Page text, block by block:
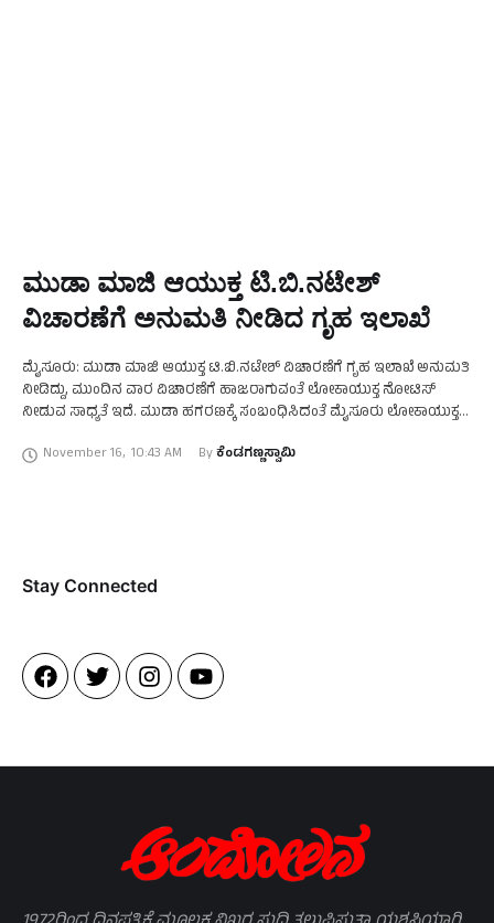
ಮುಡಾ ಮಾಜಿ ಆಯುಕ್ತ ಟಿ.ಬಿ.ನಟೇಶ್‌
ವಿಚಾರಣೆಗೆ ಅನುಮತಿ ನೀಡಿದ ಗೃಹ ಇಲಾಖೆ
ಮೈಸೂರು: ಮುಡಾ ಮಾಜಿ ಆಯುಕ್ತ ಟಿ.ಬಿ.ನಟೇಶ್‌ ವಿಚಾರಣೆಗೆ ಗೃಹ ಇಲಾಖೆ ಅನುಮತಿ
ನೀಡಿದ್ದು, ಮುಂದಿನ ವಾರ ವಿಚಾರಣೆಗೆ ಹಾಜರಾಗುವಂತೆ ಲೋಕಾಯುಕ್ತ ನೋಟಿಸ್‌
ನೀಡುವ ಸಾಧ್ಯತೆ ಇದೆ. ಮುಡಾ ಹಗರಣಕ್ಕೆ ಸಂಬಂಧಿಸಿದಂತೆ ಮೈಸೂರು ಲೋಕಾಯುಕ್ತ
November 16, 10:43 AM By ಕೆಂಡಗಣ್ಣಸ್ವಾಮಿ
Stay Connected​